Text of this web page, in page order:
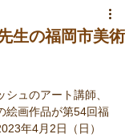
生の福岡市美術
ュのアート講師、
絵画作品が第54回福
年4月2日（日）